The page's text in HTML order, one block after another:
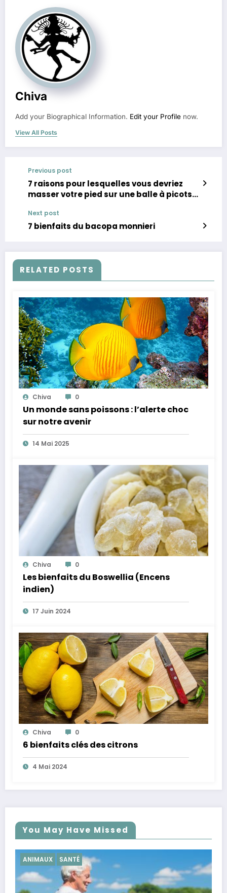
Chiva
Add your Biographical Information. Edit your Profile now.
View All Posts
Previous post
7 raisons pour lesquelles vous devriez
masser votre pied sur une balle à picots
Next post
7 bienfaits du bacopa monnieri
RELATED POSTS
Chiva 0
Un monde sans poissons : l’alerte choc
sur notre avenir
14 Mai 2025
Chiva 0
Les bienfaits du Boswellia (Encens
indien)
17 Juin 2024
Chiva 0
6 bienfaits clés des citrons
4 Mai 2024
You May Have Missed
SANTÉ